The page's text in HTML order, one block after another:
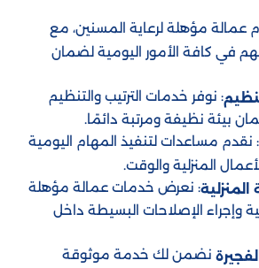
عمالة مؤهلة لرعاية المسنين، مع
في كافة الأمور اليومية لضمان
: نوفر خدمات الترتيب والتنظيم
بيئة نظيفة ومرتبة دائمًا.
: نقدم مساعدات لتنفيذ المهام اليومية
المنزلية والوقت.
: نعرض خدمات عمالة مؤهلة
وإجراء الإصلاحات البسيطة داخل
نضمن لك خدمة موثوقة